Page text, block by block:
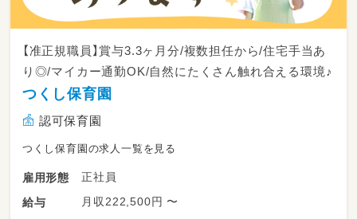
【准正規職員】賞与3.3ヶ月分/複数担任から/住宅手当あ
り◎/マイカー通勤OK/自然にたくさん触れ合える環境♪
つくし保育園
認可保育園
つくし保育園の求人一覧を見る
雇用形態
正社員
給与
月収222,500円 〜